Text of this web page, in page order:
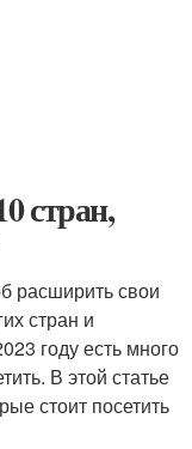
стран,
расширить свои
стран и
году есть много
В этой статье
стоит посетить